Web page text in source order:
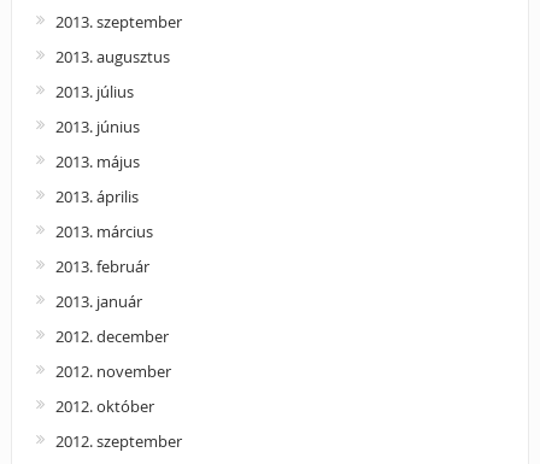
2013. szeptember
2013. augusztus
2013. július
2013. június
2013. május
2013. április
2013. március
2013. február
2013. január
2012. december
2012. november
2012. október
2012. szeptember